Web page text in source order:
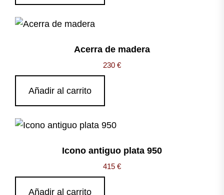
Acerra de madera
230 €
Añadir al carrito
Icono antiguo plata 950
415 €
Añadir al carrito